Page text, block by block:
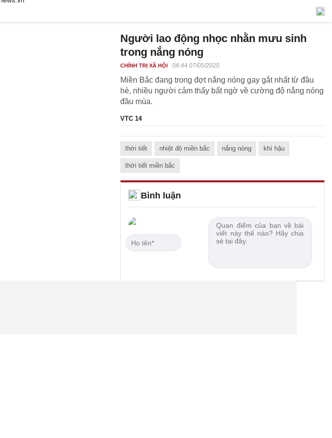
Người lao động nhọc nhằn mưu sinh
trong nắng nóng
CHÍNH TRỊ XÃ HỘI 06:44 07/05/2020
Miền Bắc đang trong đợt nắng nóng gay gắt nhất từ đầu
hè, nhiều người cảm thấy bất ngờ về cường độ nắng nóng
đầu mùa.
VTC 14
thời tiết nhiệt độ miền bắc nắng nóng khí hậu
thời tiết miền bắc
Bình luận